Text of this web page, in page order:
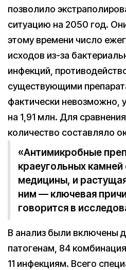
позволило
ситуацию на 2050 год.
этому времени число
исходов из-за
инфекций,
существующими
фактически невозможно,
на 1,91 млн. Для
количество составляло
«Антимикробные
краеугольных
медицины, и
ним — ключевая
говорится в
В анализ были включены
патогенам, 84
11 инфекциям. Всего